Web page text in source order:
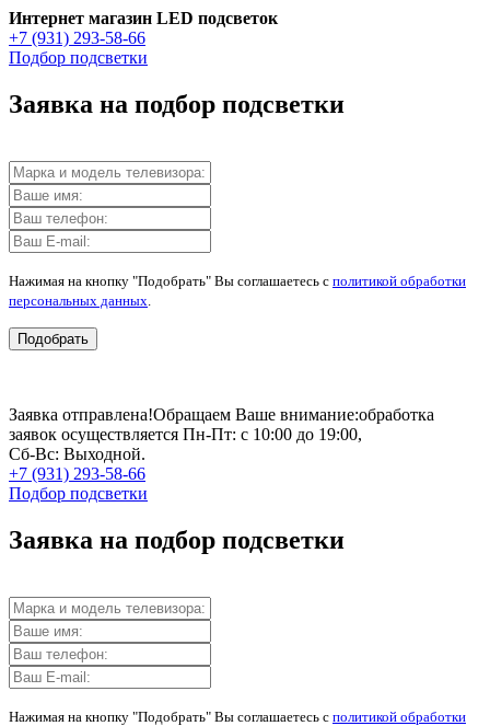
Интернет магазин LED подсветок
+7 (931) 293-58-66
Подбор подсветки
Заявка на подбор подсветки
Нажимая на кнопку "Подобрать" Вы соглашаетесь с политикой обработки
персональных данных
Подобрать
Заявка отправлена!Обращаем Ваше внимание:обработка
заявок осуществляется Пн-Пт: с 10:00 до 19:00,
Сб-Вс: Выходной.
+7 (931) 293-58-66
Подбор подсветки
Заявка на подбор подсветки
Нажимая на кнопку "Подобрать" Вы соглашаетесь с политикой обработки